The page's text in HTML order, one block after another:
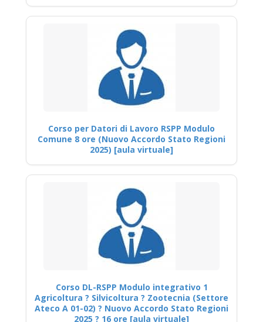
Corso per Datori di Lavoro RSPP Modulo
Comune 8 ore (Nuovo Accordo Stato Regioni
2025) [aula virtuale]
Corso DL-RSPP Modulo integrativo 1
Agricoltura ? Silvicoltura ? Zootecnia (Settore
Ateco A 01-02) ? Nuovo Accordo Stato Regioni
2025 ? 16 ore [aula virtuale]